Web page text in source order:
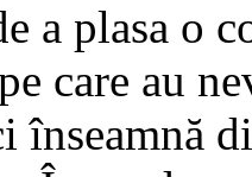
a plasa o
care au
înseamnă